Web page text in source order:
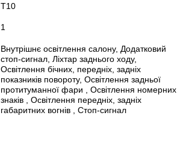
T10
1
Внутрішнє освітлення салону, Додатковий
стоп-сигнал, Ліхтар заднього ходу,
Освітлення бічних, передніх, задніх
показників повороту, Освітлення задньої
протитуманної фари , Освітлення номерних
знаків , Освітлення передніх, задніх
габаритних вогнів , Стоп-сигнал